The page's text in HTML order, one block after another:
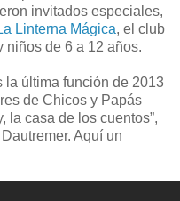
invitados especiales,
Linterna Mágica, el club
niños de 6 a 12 años.
la última función de 2013
de Chicos y Papás
la casa de los cuentos”,
Aquí un